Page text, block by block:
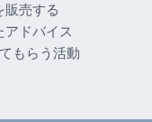
販売する
アドバイス
もらう活動